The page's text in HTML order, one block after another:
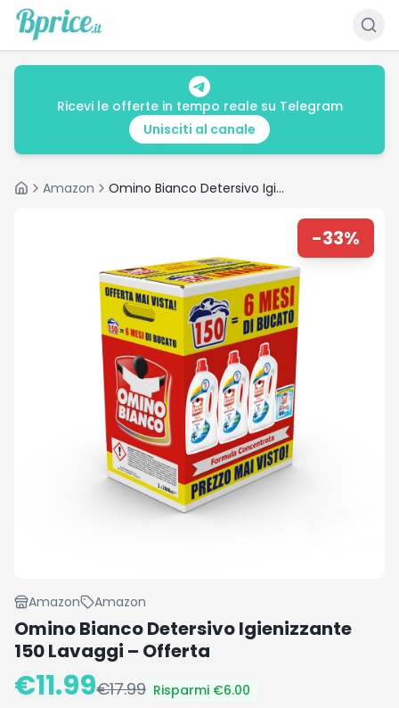
Ricevi le offerte in tempo reale su Telegram
Unisciti al canale
HomeAmazon Omino Bianco Detersivo Igienizzante 150 Lavaggi – Offerta
-33%
Amazon Amazon
Omino Bianco Detersivo Igienizzante
150 Lavaggi – Offerta
€11.99€17.99 Risparmi €6.00